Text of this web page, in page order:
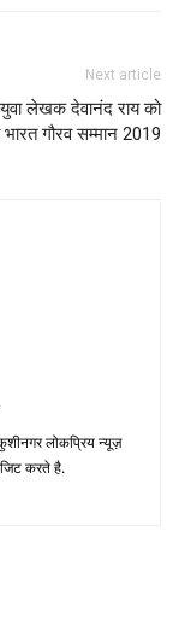
Next article
लेखक देवानंद राय को
भारत गौरव सम्मान 2019
लोकप्रिय न्यूज़
करते है.